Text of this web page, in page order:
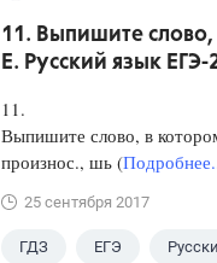
11. Выпишите слово,
Е. Русский язык
11.
Выпишите слово, в
произнос., шь (
25 сентября 2017
ГДЗ ЕГЭ